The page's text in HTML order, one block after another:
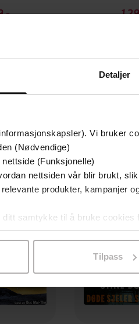
Detaljer
Vi bruker
(Nødvendige)
(Funksjonelle)
nettsiden vår blir brukt,
produkter, kampanjer
samtykke til å bruke
å klikke på «Tilpass». Du kan
Tilpass
Første gang på